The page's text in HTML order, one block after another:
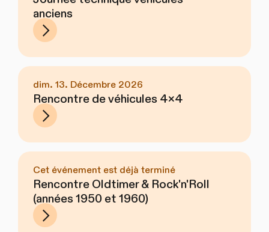
anciens
dim. 13. Décembre 2026
Rencontre de véhicules 4x4
Cet événement est déjà terminé
Rencontre Oldtimer & Rock'n'Roll
(années 1950 et 1960)